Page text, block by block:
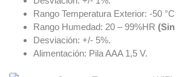
Rango Temperatura Exterior: -50 °C
Rango Humedad: 20 – 99%HR
Desviación: +/- 5%.
Alimentación: Pila AAA 1,5 V.